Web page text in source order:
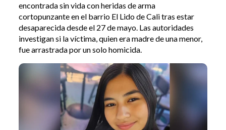
encontrada sin vida con heridas de arma
cortopunzante en el barrio El Lido de Cali tras estar
desaparecida desde el 27 de mayo. Las autoridades
investigan si la víctima, quien era madre de una menor,
fue arrastrada por un solo homicida.